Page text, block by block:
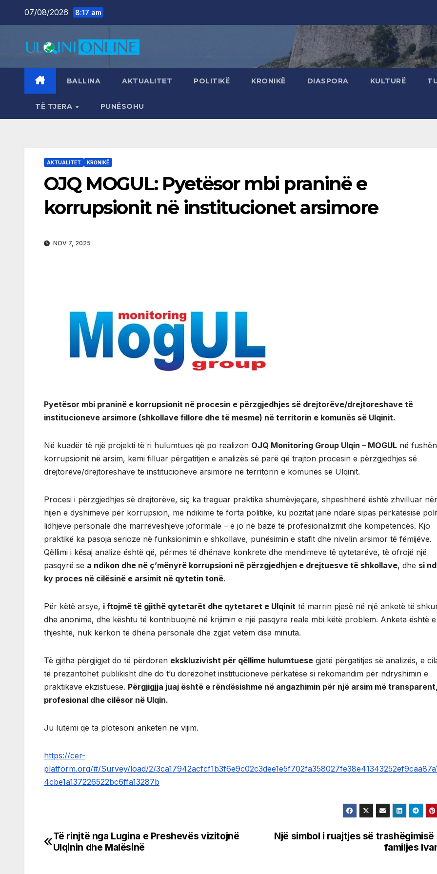
07/08/2026 8:17 am
BALLINA AKTUALITET POLITIKË KRONIKË DIASPORA KULTURË
TË TJERA PUNËSOHU
AKTUALITET KRONIKË
OJQ MOGUL: Pyetësor mbi praninë e
korrupsionit në institucionet arsimore
NOV 7, 2025
Pyetësor mbi praninë e korrupsionit në procesin e përzgjedhjes së drejtorëve/drejtoreshave të
institucioneve arsimore (shkollave fillore dhe të mesme) në territorin e komunës së Ulqinit.
Në kuadër të një projekti të ri hulumtues që po realizon OJQ Monitoring Group Ulqin – MOGUL në
korrupsionit në arsim, kemi filluar përgatitjen e analizës së parë që trajton procesin e përzgjedhjes së
drejtorëve/drejtoreshave të institucioneve arsimore në territorin e komunës së Ulqinit.
Procesi i përzgjedhjes së drejtorëve, siç ka treguar praktika shumëvjeçare, shpeshherë është zhvilluar
hijen e dyshimeve për korrupsion, me ndikime të forta politike, ku pozitat janë ndarë sipas përkatësisë
lidhjeve personale dhe marrëveshjeve joformale – e jo në bazë të profesionalizmit dhe kompetencës. Kjo
praktikë ka pasoja serioze në funksionimin e shkollave, punësimin e stafit dhe nivelin arsimor të fëmijëve.
Qëllimi i kësaj analize është që, përmes të dhënave konkrete dhe mendimeve të qytetarëve, të ofrojë një
pasqyrë se a ndikon dhe në ç’mënyrë korrupsioni në përzgjedhjen e drejtuesve të shkollave, dhe si
ky proces në cilësinë e arsimit në qytetin tonë.
Për këtë arsye, i ftojmë të gjithë qytetarët dhe qytetaret e Ulqinit të marrin pjesë në një anketë të
dhe anonime, dhe kështu të kontribuojnë në krijimin e një pasqyre reale mbi këtë problem. Anketa është e
thjeshtë, nuk kërkon të dhëna personale dhe zgjat vetëm disa minuta.
Të gjitha përgjigjet do të përdoren ekskluzivisht për qëllime hulumtuese gjatë përgatitjes së analizës, e
të prezantohet publikisht dhe do t’u dorëzohet institucioneve përkatëse si rekomandim për ndryshimin e
praktikave ekzistuese. Përgjigjja juaj është e rëndësishme në angazhimin për një arsim më transparent,
profesional dhe cilësor në Ulqin.
Ju lutemi që ta plotësoni anketën në vijim.
https://cer-
platform.org/#/Survey/load/2/
4cbe1a137226522bc6ffa13287b
Post
Një simbol i ruajtjes së trashëgimisë
familjes
Të rinjtë nga Lugina e Preshevës vizitojnë
Ulqinin dhe Malësinë